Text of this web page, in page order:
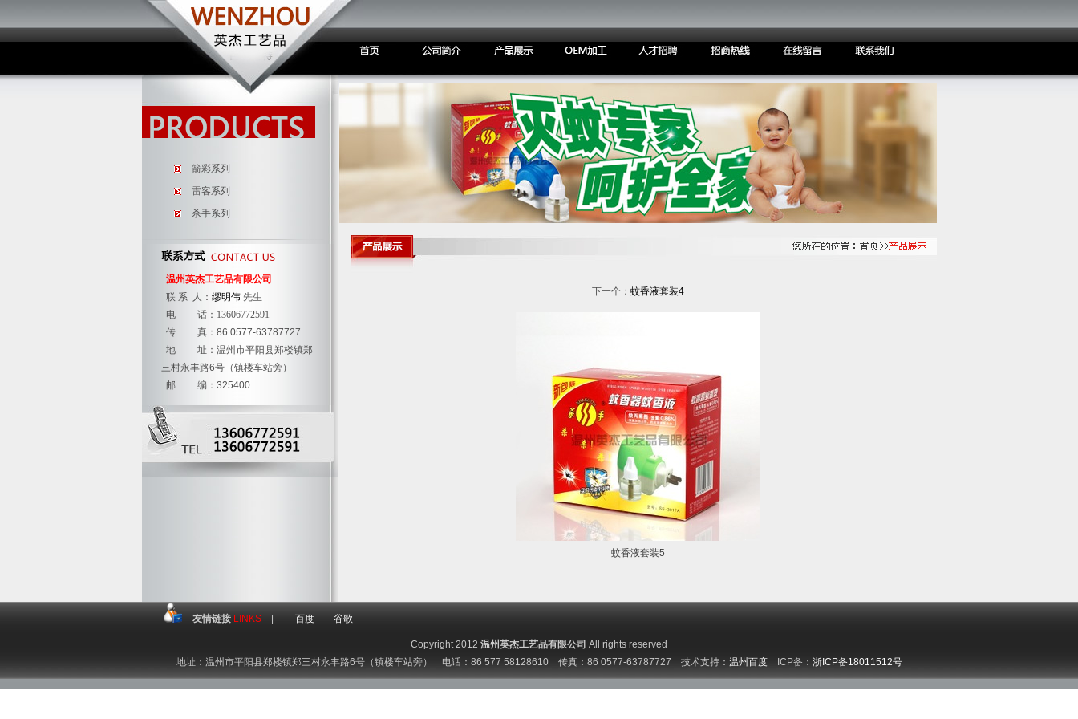
箭彩系列
雷客系列
杀手系列
温州英杰工艺品有限公司
联 系 人： 缪明伟先生
电 话： 13606772591
传 真：86 0577-63787727
地 址：温州市平阳县郑楼镇郑
三村永丰路6号（镇楼车站旁）
邮 编：325400
下一个： 蚊香液套装4
蚊香液套装5
友情链接 LINKS 百度 谷歌
Copyright 2012 温州英杰工艺品有限公司 All rights reserved
地址：温州市平阳县郑楼镇郑三村永丰路6号（镇楼车站旁） 电话：86 577 58128610 传真：86 0577-63787727 技术支持： 温州百度ICP备： 浙ICP备18011512号